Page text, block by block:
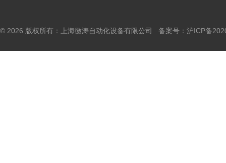
© 2026 版权所有：上海徽涛自动化设备有限公司 备案号： 沪ICP备